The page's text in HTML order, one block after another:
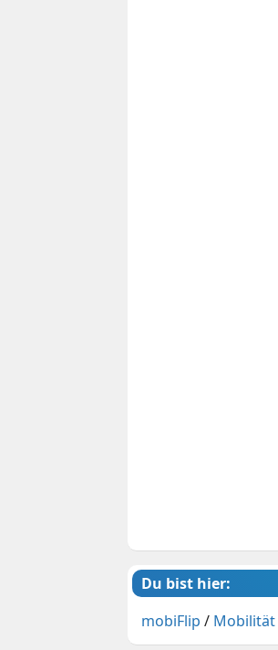
Du bist hier:
mobiFlip / Mobilität